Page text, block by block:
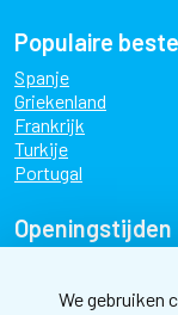
Populaire
Spanje
Griekenland
Frankrijk
Turkije
Portugal
Openingstijden
dinsdag
09:00
We gebruiken